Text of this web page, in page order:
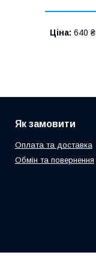
Ціна: 640 ₴
Як замовити
Оплата та доставка
Обмін та повернення